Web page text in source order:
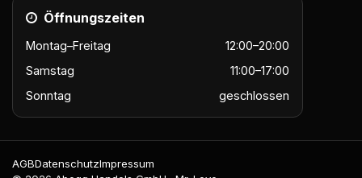
Öffnungszeiten
Montag–Freitag
12:00–20:00
Samstag
11:00–17:00
Sonntag
geschlossen
AGBDatenschutzImpressum